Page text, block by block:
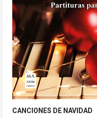
CANCIONES DE NAVIDAD